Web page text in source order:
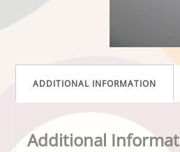
ADDITIONAL INFORMATION
Additional